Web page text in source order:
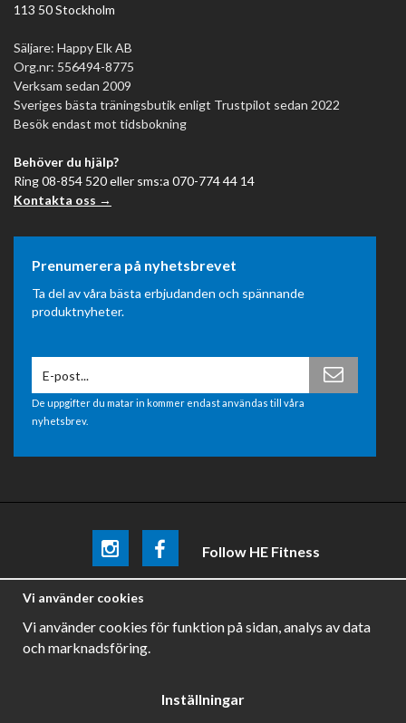
113 50 Stockholm
Säljare: Happy Elk AB
Org.nr: 556494-8775
Verksam sedan 2009
Sveriges bästa träningsbutik enligt Trustpilot sedan 2022
Besök endast mot tidsbokning
Behöver du hjälp?
Ring 08-854 520 eller sms:a 070-774 44 14
Kontakta oss →
Prenumerera på nyhetsbrevet
Ta del av våra bästa erbjudanden och spännande
produktnyheter.
De uppgifter du matar in kommer endast användas till våra
nyhetsbrev.
Follow HE Fitness
Be the firstto know aboutpromotions, news and training
Vi använder cookies
Vi använder cookies för funktion på sidan, analys av data
och marknadsföring.
Inställningar